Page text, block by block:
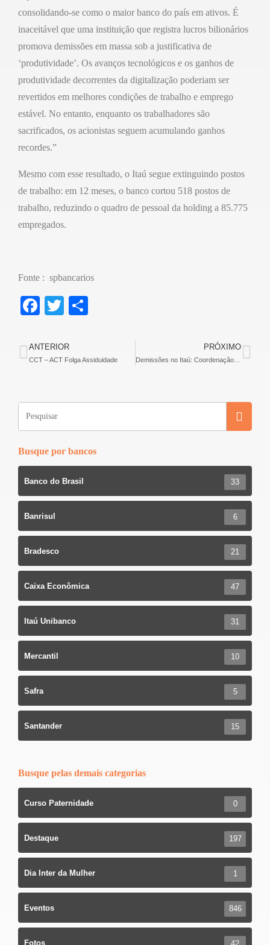
consolidando-se como o maior banco do país em ativos. É
inaceitável que uma instituição que registra lucros bilionários
promova demissões em massa sob a justificativa de
‘produtividade’. Os avanços tecnológicos e os ganhos de
produtividade decorrentes da digitalização poderiam ser
revertidos em melhores condições de trabalho e emprego
estável. No entanto, enquanto os trabalhadores são
sacrificados, os acionistas seguem acumulando ganhos
recordes.”
Mesmo com esse resultado, o Itaú segue extinguindo postos
de trabalho: em 12 meses, o banco cortou 518 postos de
trabalho, reduzindo o quadro de pessoal da holding a 85.775
empregados.
Fonte : spbancarios
F
c
e
o
o
T
tt
er e
ANTERIOR
CCT – ACT Folga Assiduidade
PRÓXIMO
Demissões no Itaú: Coordenação da COE se reuniu com o banco e pediu revisão das demissões
Busque por bancos
Banco do Brasil 33
Banrisul 6
Bradesco 21
Caixa Econômica 47
Itaú Unibanco 31
Mercantil 10
Safra 5
Santander 15
Busque pelas demais categorias
Curso Paternidade 0
Destaque 197
Dia Inter da Mulher 1
Eventos 846
Fotos